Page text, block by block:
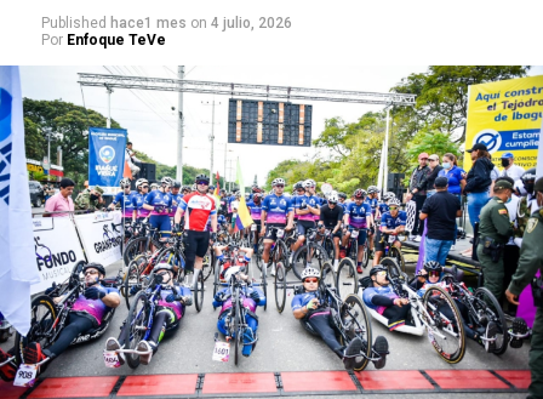
Published hace1 mes on 4 julio, 2026
Por Enfoque TeVe